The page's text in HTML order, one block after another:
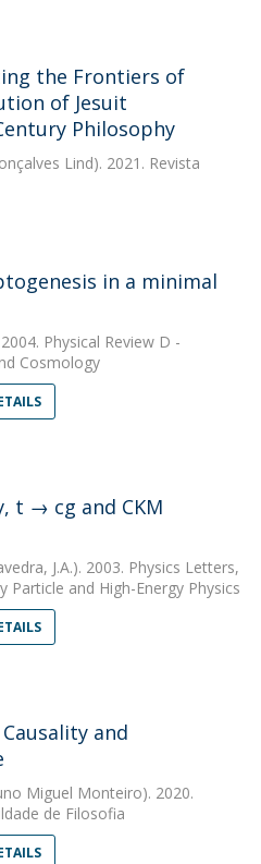
the Frontiers of
of Jesuit
Philosophy
Lind). 2021. Revista
in a minimal
Physical Review D -
Cosmology
t → cg and CKM
J.A.). 2003. Physics Letters,
Particle and High-Energy Physics
and
Miguel Monteiro). 2020.
de Filosofia